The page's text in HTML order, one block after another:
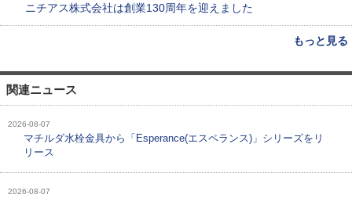
ニチアス株式会社は創業130周年を迎えました
もっと見る
関連ニュース
2026-08-07
マチルダ水栓金具から「Esperance(エスペランス)」シリーズをリ
リース
2026-08-07